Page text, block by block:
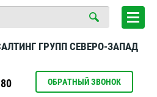
ГРУПП СЕВЕРО-ЗАПАД
ОБРАТНЫЙ ЗВОНОК